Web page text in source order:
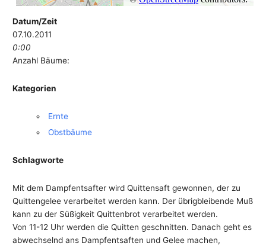
Datum/Zeit
07.10.2011
0:00
Anzahl Bäume:
Kategorien
Ernte
Obstbäume
Schlagworte
Mit dem Dampfentsafter wird Quittensaft gewonnen, der zu
Quittengelee verarbeitet werden kann. Der übrigbleibende Muß
kann zu der Süßigkeit Quittenbrot verarbeitet werden.
Von 11-12 Uhr werden die Quitten geschnitten. Danach geht es
abwechselnd ans Dampfentsaften und Gelee machen,